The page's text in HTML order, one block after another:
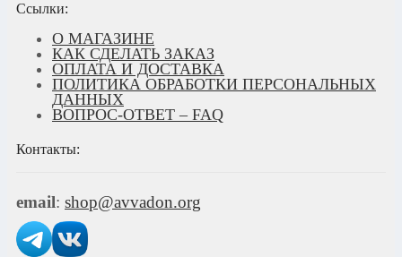
Ссылки:
О МАГАЗИНЕ
КАК СДЕЛАТЬ ЗАКАЗ
ОПЛАТА И ДОСТАВКА
ПОЛИТИКА ОБРАБОТКИ ПЕРСОНАЛЬНЫХ
ДАННЫХ
ВОПРОС-ОТВЕТ – FAQ
Контакты:
email: shop@avvadon.org